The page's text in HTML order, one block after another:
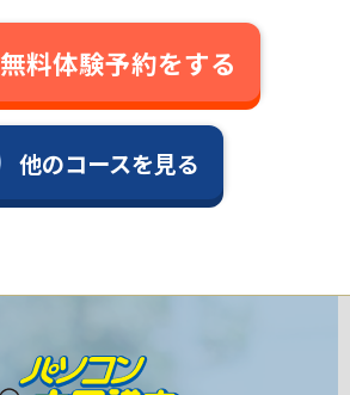
無料体験予約をする
他のコースを見る